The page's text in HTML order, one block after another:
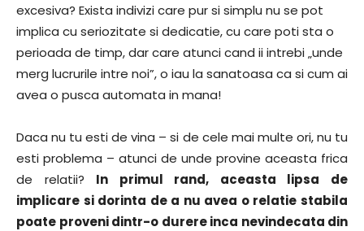
excesiva? Exista indivizi care pur si simplu nu se pot
implica cu seriozitate si dedicatie, cu care poti sta o
perioada de timp, dar care atunci cand ii intrebi „unde
merg lucrurile intre noi”, o iau la sanatoasa ca si cum ai
avea o pusca automata in mana!
Daca nu tu esti de vina – si de cele mai multe ori, nu tu
esti problema – atunci de unde provine aceasta frica
de relatii? In primul rand, aceasta lipsa de
implicare si dorinta de a nu avea o relatie stabila
poate proveni dintr-o durere inca nevindecata din